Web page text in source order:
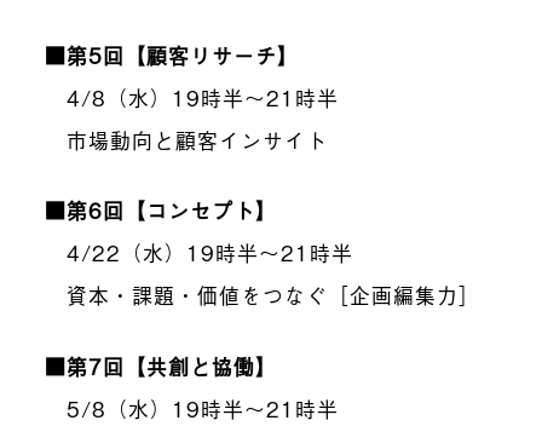
■第5回【顧客リサーチ】
4/8（水）19時半〜21時半
市場動向と顧客インサイト
■第6回【コンセプト】
4/22（水）19時半〜21時半
資本・課題・価値をつなぐ［企画編集力］
■第7回【共創と協働】
5/8（水）19時半〜21時半